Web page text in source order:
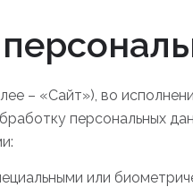
– «Сайт»), во
персональных
или